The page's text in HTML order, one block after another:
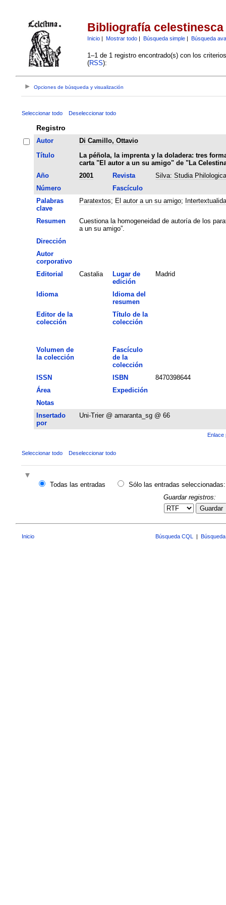
Bibliografía celestinesca
Inicio| Mostrar todo| Búsqueda simple| Búsqueda
1–1 de 1 registro encontrado(s) con los
(RSS):
Opciones de búsqueda y visualización
Seleccionar todo Deseleccionar todo
Registro
Autor
Di Camillo, Ottavio
Título
La péñola, la imprenta y la doladera: tres
carta "El autor a un su amigo" de "La
Año
2001 Revista
Silva: Studia
Número
Fascículo
Palabras
clave
Paratextos; El autor a un su amigo;
Resumen
Cuestiona la homogeneidad de autoría de los
a un su amigo”.
Dirección
Autor
corporativo
Editorial
Castalia
Lugar de
edición
Madrid
Idioma
Idioma del
resumen
Editor de la
colección
Título de la
colección
Volumen de
la colección
Fascículo
de la
colección
ISSN
ISBN
8470398644
Área
Expedición
Notas
Insertado
por
Uni-Trier @ amaranta_sg @ 66
Enlace
Seleccionar todo Deseleccionar todo
Todas las entradas
Sólo las entradas seleccionadas:
Guardar registros:
Guardar
Inicio Búsqueda CQL